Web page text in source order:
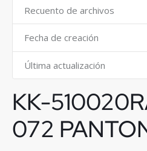
Recuento de archivos
Fecha de creación
Última actualización
KK-
072